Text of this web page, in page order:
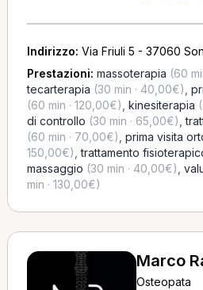
Indirizzo: Via Friuli 5 - 37060
Prestazioni: massoterapia (60
tecarterapia (30 min · 40,00€)
(60 min · 120,00€) kinesiterapia
di controllo (30 min · 65,00€) ,
(60 min · 70,00€) prima visita
150,00€) ,trattamento
massaggio (30 min · 40,00€)
min · 130,00€)
Marco
Osteopata